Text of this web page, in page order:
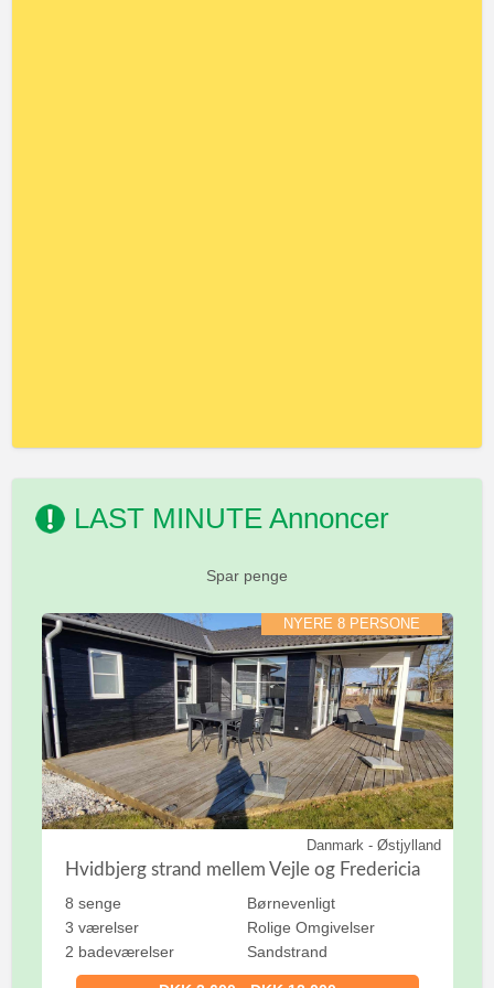
LAST MINUTE Annoncer
Spar penge
NYERE 8 PERSONE
Danmark - Østjylland
Hvidbjerg strand mellem Vejle og Fredericia
8 senge
3 værelser
2 badeværelser
Børnevenligt
Rolige Omgivelser
Sandstrand